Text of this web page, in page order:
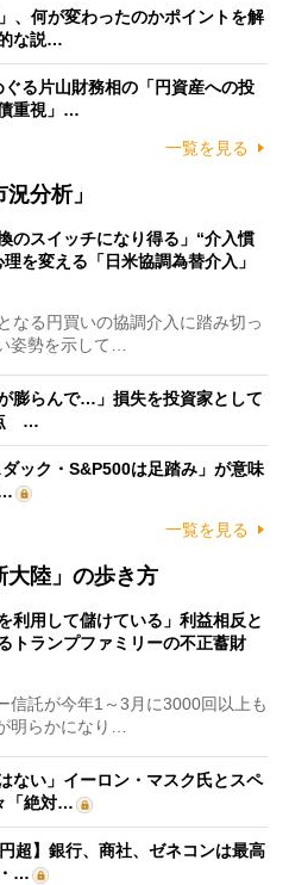
、何が変わったのかポイントを解
な説…
ぐる片山財務相の「円資産への投
重視」…
一覧を見る
分析」
のスイッチになり得る」“介入慣
を変える「日米協調為替介入」
る円買いの協調介入に踏み切っ
姿勢を示して…
膨らんで…」損失を投資家として
点 …
ダック・S&P500は足踏み」が意味
一覧を見る
大陸」の歩き方
利用して儲けている」利益相反と
トランプファミリーの不正蓄財
託が今年1～3月に3000回以上も
明らかになり…
ない」イーロン・マスク氏とスペ
「絶対…
超】銀行、商社、ゼネコンは最高
…